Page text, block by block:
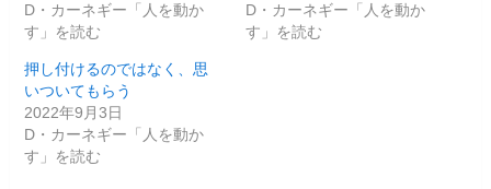
D・カーネギー「人を動か
す」を読む
D・カーネギー「人を動か
す」を読む
押し付けるのではなく、思
いついてもらう
2022年9月3日
D・カーネギー「人を動か
す」を読む